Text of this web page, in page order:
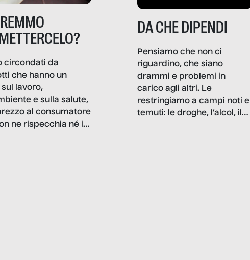
circondati da
che hanno un
lavoro,
e sulla salute,
al consumatore
ne rispecchia né il
DA CHE DIPENDI
Pensiamo che non ci
riguardino, che siano
drammi e problemi in
carico agli altri. Le
restringiamo a campi noti e
temuti: le droghe, l’alcol, il